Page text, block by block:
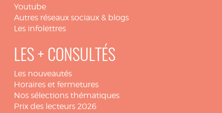
Youtube
Autres réseaux sociaux & blogs
Les infolettres
LES + CONSULTÉS
Les nouveautés
Horaires et fermetures
Nos sélections thématiques
Prix des lecteurs 2026